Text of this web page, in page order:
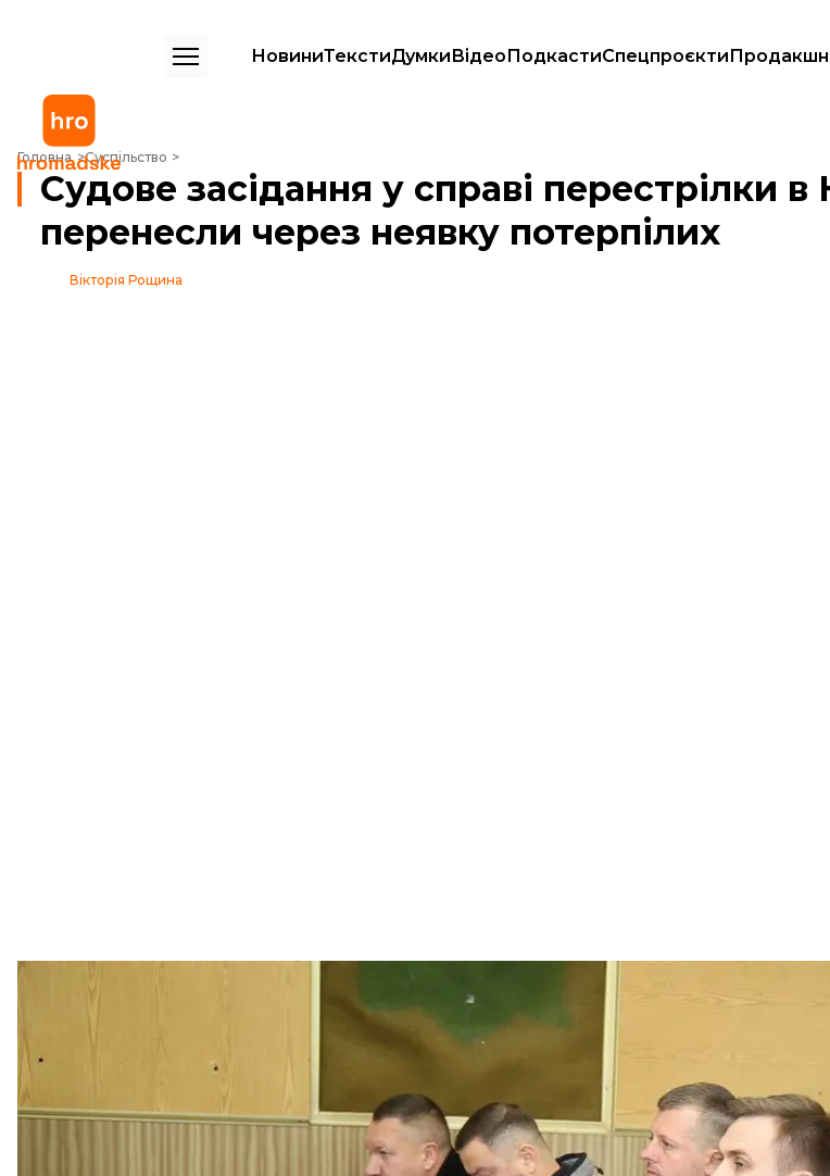
НовиниТекстиДумкиВідеоПодкастиСпецпроєктиПродакшн
Головна Суспільство
Судове засідання у справі перестрілки в Княжичах перенесли через неявку потерпілих
Судове засідання у справі перестрілки
перенесли через неявку потерпілих
Вікторія Рощина
Ігор Іващенко, Роман Мариновський, Олександр Меліхов, Андрій Курта, Леонід Курята
Броварський міськрайонний суд Київської області знову переніс підготовче засідання
Княжичі, унаслідок якої у грудні 2016 роки загинули п’ятеро поліцейських. Цього разу
— рідні загиблих працівників Управління оперативної служби Юліана Рудька та
Про це передає кореспондентка hromadske із зали суду.
Потерпілі надіслали повідомлення до суду, зазначивши, що будуть відсутні в
повідомлення про час його проведення. Однак, рідні загиблих Рудька та Маніци не